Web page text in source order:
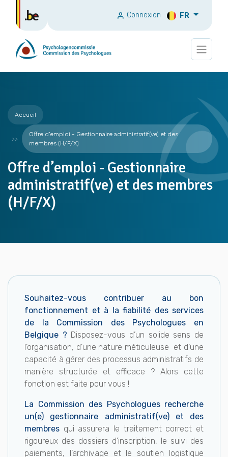
Connexion FR
Accueil
Offre d’emploi - Gestionnaire administratif(ve) et des
membres (H/F/X)
Offre d’emploi - Gestionnaire
administratif(ve) et des membres
(H/F/X)
Souhaitez-vous contribuer au bon
fonctionnement et à la fiabilité des services
de la Commission des Psychologues en
Belgique ? Disposez-vous d’un solide sens de
l’organisation, d'une nature méticuleuse et d’une
capacité à gérer des processus administratifs de
manière structurée et efficace ? Alors cette
fonction est faite pour vous !
La Commission des Psychologues recherche
un(e) gestionnaire administratif(ve) et des
membres qui assurera le traitement correct et
rigoureux des dossiers d’inscription, le suivi des
paiements, l’archivage et le soutien logistique